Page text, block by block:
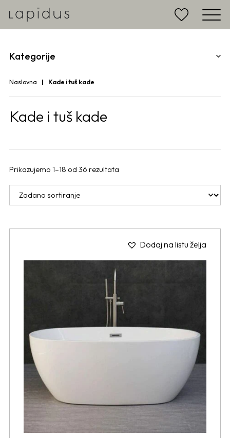
Kategorije
Naslovna Kade i tuš kade
Kade i tuš kade
Prikazujemo 1–18 od 36 rezultata
Dodaj na listu želja